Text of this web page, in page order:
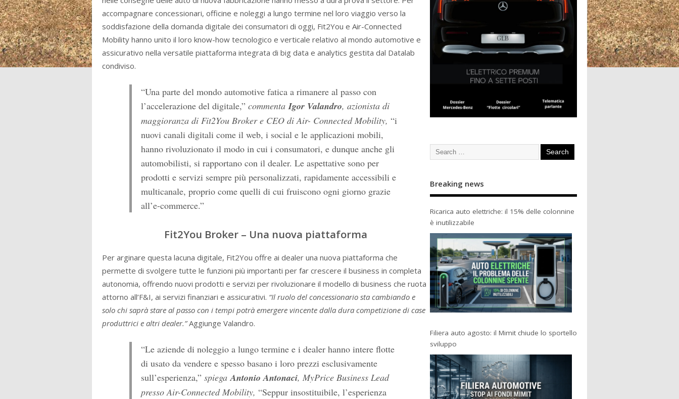
accompagnare concessionari, officine e noleggi a lungo termine nel loro viaggio verso la
soddisfazione della domanda digitale dei consumatori di oggi, Fit2You e Air-Connected
Mobility hanno unito il loro know-how tecnologico e verticale relativo al mondo automotive e
assicurativo nella versatile piattaforma integrata di big data e analytics gestita dal Datalab
condiviso.
“Una parte del mondo automotive fatica a rimanere al passo con
l’accelerazione del digitale,” commentaIgor Valandro, azionista di
maggioranza di Fit2You Broker e CEO di Air- Connected Mobility, “i
nuovi canali digitali come il web, i social e le applicazioni mobili,
hanno rivoluzionato il modo in cui i consumatori, e dunque anche gli
automobilisti, si rapportano con il dealer. Le aspettative sono per
prodotti e servizi sempre più personalizzati, rapidamente accessibili e
multicanale, proprio come quelli di cui fruiscono ogni giorno grazie
all’e-commerce.”
Fit2You Broker – Una nuova piattaforma
Per arginare questa lacuna digitale, Fit2You offre ai dealer una nuova piattaforma che
permette di svolgere tutte le funzioni più importanti per far crescere il business in completa
autonomia, offrendo nuovi prodotti e servizi per rivoluzionare il modello di business che ruota
attorno all’F&I, ai servizi finanziari e assicurativi. “Il ruolo del concessionario sta cambiando e
solo chi saprà stare al passo con i tempi potrà emergere vincente dalla dura competizione di case
produttrici e altri dealer.”Aggiunge Valandro.
“Le aziende di noleggio a lungo termine e i dealer hanno intere flotte
di usato da vendere e spesso basano i loro prezzi esclusivamente
sull’esperienza,” spiegaAntonio Antonaci, MyPrice Business Lead
presso Air-Connected Mobility, “Seppur insostituibile, l’esperienza
Breaking news
Ricarica auto elettriche: il 15% delle colonnine
è inutilizzabile
Filiera auto agosto: il Mimit chiude lo sportello
sviluppo